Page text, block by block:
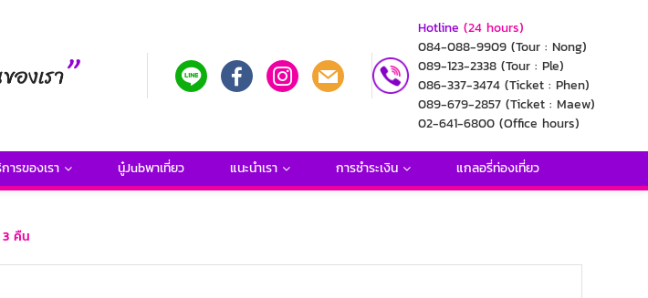
Hotline (24 hours)
084-088-9909 (Tour : Nong)
089-123-2338 (Tour : Ple)
086-337-3474 (Ticket : Phen)
089-679-2857 (Ticket : Maew)
02-641-6800 (Office hours)
ารของเรา นู๋Jubพาเที่ยว แนะนำเรา การชำระเงิน แกลอรี่ท่องเที่ยว
3 คืน